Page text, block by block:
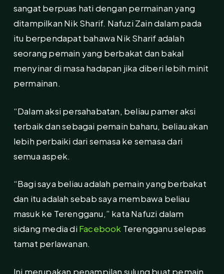
sangat berpuas hati dengan permainan yang
ditampilkan Nik Sharif. Nafuzi Zain dalam pada
itu berpendapat bahawa Nik Sharif adalah
seorang pemain yang berbakat dan bakal
menyinar di masa hadapan jika diberi lebih minit
permainan.
“Dalam aksi persahabatan, beliau pamer aksi
terbaik dan sebagai pemain baharu, beliau akan
lebih perbaiki dari semasa ke semasa dari
semua aspek.
“Bagi saya beliau adalah pemain yang berbakat
dan itu adalah sebab saya membawa beliau
masuk ke Terengganu,” kata Nafuzi dalam
sidang media di Facebook Terengganu selepas
tamat perlawanan.
lni merupakan penampilan sulung buat pemain